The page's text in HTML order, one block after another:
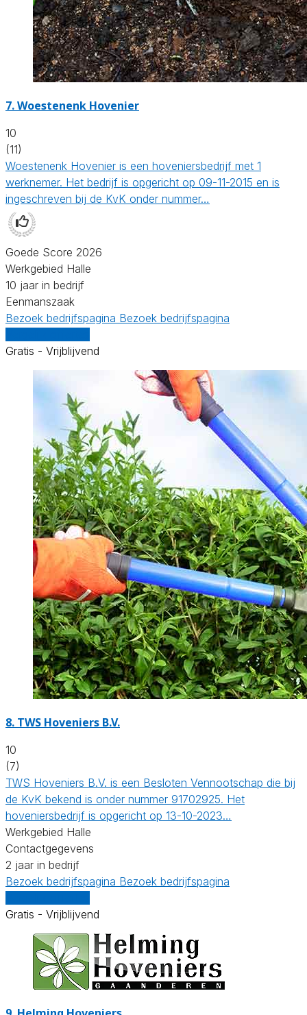
7.Woestenenk Hovenier
10
(11)
Woestenenk Hovenier is een hoveniersbedrijf met 1
werknemer. Het bedrijf is opgericht op 09-11-2015 en is
ingeschreven bij de KvK onder nummer…
Goede Score 2026
Werkgebied Halle
10 jaar in bedrijf
Eenmanszaak
Bezoek bedrijfspagina Bezoek bedrijfspagina
Gratis - Vrijblijvend
8. TWS Hoveniers B.V.
10
(7)
TWS Hoveniers B.V. is een Besloten Vennootschap die bij
de KvK bekend is onder nummer 91702925. Het
hoveniersbedrijf is opgericht op 13-10-2023…
Werkgebied Halle
Contactgegevens
2 jaar in bedrijf
Bezoek bedrijfspagina Bezoek bedrijfspagina
Gratis - Vrijblijvend